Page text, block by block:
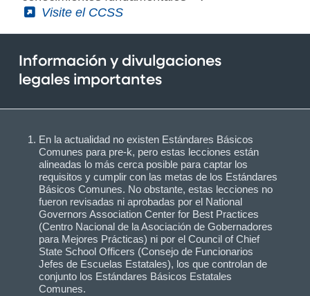
(External)
Visite el CCSS
Información y divulgaciones
legales importantes
En la actualidad no existen Estándares Básicos
Comunes para pre-k, pero estas lecciones están
alineadas lo más cerca posible para captar los
requisitos y cumplir con las metas de los Estándares
Básicos Comunes. No obstante, estas lecciones no
fueron revisadas ni aprobadas por el National
Governors Association Center for Best Practices
(Centro Nacional de la Asociación de Gobernadores
para Mejores Prácticas) ni por el Council of Chief
State School Officers (Consejo de Funcionarios
Jefes de Escuelas Estatales), los que controlan de
conjunto los Estándares Básicos Estatales
Comunes.